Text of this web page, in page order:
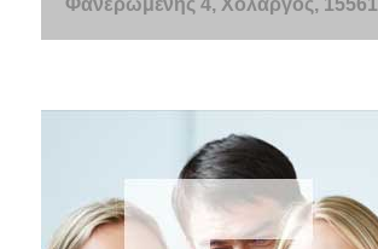
Φανερωμένης 4, Χολαργός, 15561